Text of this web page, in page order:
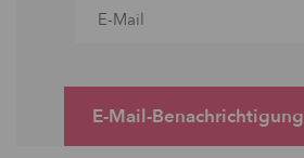
E-Mail-